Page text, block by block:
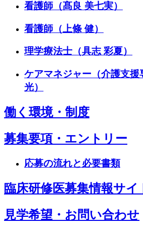
看護師（髙良 美七実）
看護師（上條 健）
理学療法士（具志 彩夏）
ケアマネジャー（介護支援
光）
働く環境・制度
募集要項・エントリー
応募の流れと必要書類
臨床研修医募集情報サイ
見学希望・お問い合わせ